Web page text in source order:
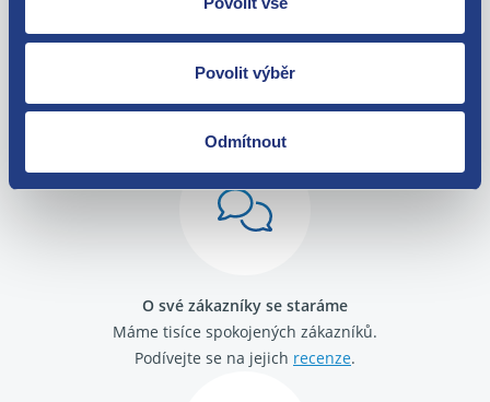
Povolit výběr
Odmítnout
Nejste spokojeni? Vyřešíme to!
Zboží můžete vrátit do 60 dnů od
zakoupení. Nebo vám pošleme náhradu.
O své zákazníky se staráme
Máme tisíce spokojených zákazníků.
Podívejte se na jejich recenze.